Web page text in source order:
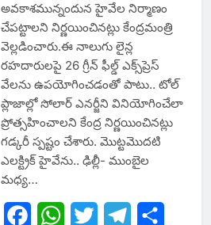
అవకాశమున్నందున హైవేల నిర్మాణం
చేపట్టాలని నిర్ణయించినట్లు కేంద్రమంత్రి
వెల్లడించారు.ఈ నాలుగు లైన్ల
రహదారులపై 26 గ్రీన్ ఫీల్డ్ ఎక్స్‌ప్రెస్
వేలను ఉపయోగించడంతో పాటు.. టోల్
ప్లాజాల్లో సోలార్ ఎనర్జీని వినియోగించేలా
ప్రోత్సహించాలని కేంద్ర నిర్ణయించినట్లు
గడ్కరీ స్పష్టం చేశారు. మొట్టమొదటి
ఎలక్ట్రిక్ హైవేను.. ఢిల్లీ- ముంబైల
మధ్య…
FacebookWhatsApp
Twitter Telegram